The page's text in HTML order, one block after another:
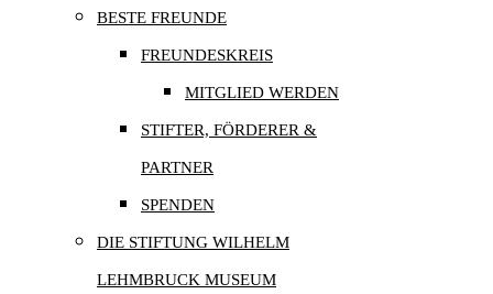
BESTE FREUNDE
FREUNDESKREIS
MITGLIED WERDEN
STIFTER, FÖRDERER &
PARTNER
SPENDEN
DIE STIFTUNG WILHELM
LEHMBRUCK MUSEUM